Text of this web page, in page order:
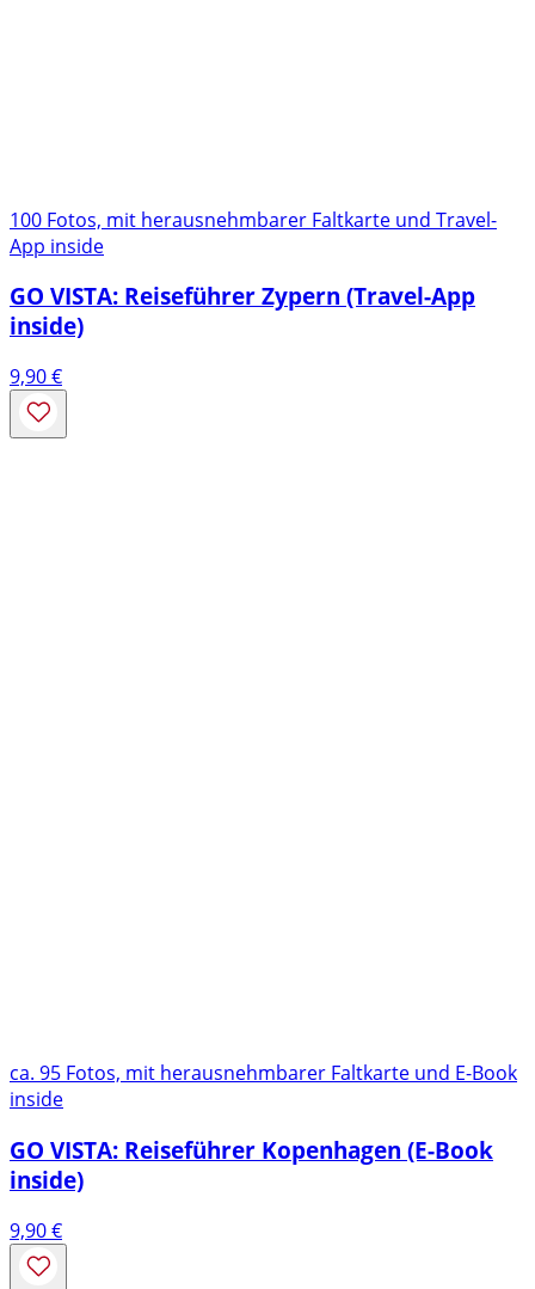
100 Fotos, mit herausnehmbarer Faltkarte und Travel-
App inside
GO VISTA: Reiseführer Zypern (Travel-App
inside)
9,90€
ca. 95 Fotos, mit herausnehmbarer Faltkarte und E-Book
inside
GO VISTA: Reiseführer Kopenhagen (E-Book
inside)
9,90€